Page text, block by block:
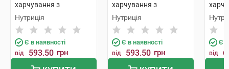
харчування з
ванільним смаком для
дітей від 1 року та
старше 400 г 1 банка
Нутриція
Є в наявності
від 593.50 грн
харчування з
ванільним смаком для
дітей від 1 року та
старше 400 г 1 банка
Нутриція
Є в наявності
від 593.50 грн
для
Є в
від